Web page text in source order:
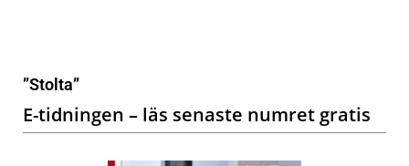
”Stolta”
E-tidningen – läs senaste numret gratis